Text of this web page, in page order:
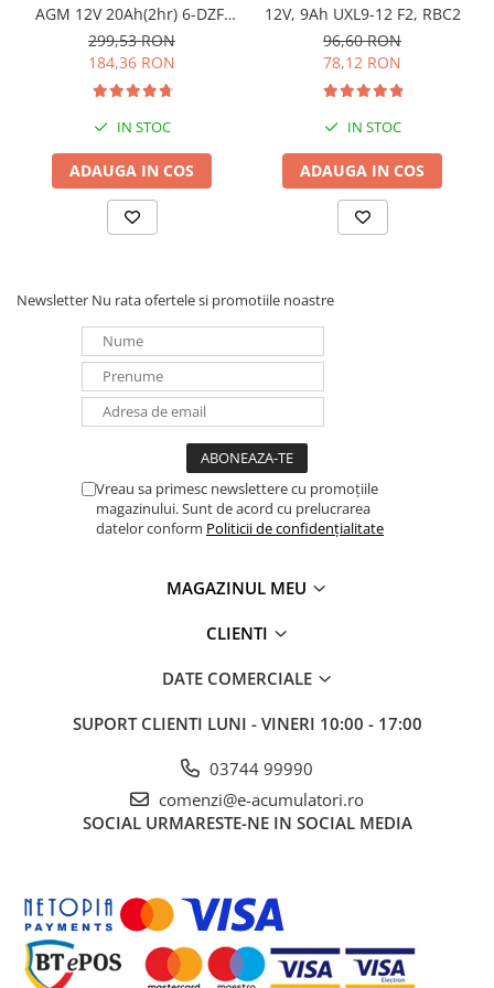
UPS
Acumulatori
Sisteme de prindere
Statii de incarcare EV
AGM 12V 20Ah(2hr) 6-DZF-
20 / 6-DZM-20 pentru
biciclete electrice
299,53 RON
184,36 RON
IN STOC
ADAUGA IN COS
12V, 9Ah UXL9-12 F2, RBC2
96,60 RON
78,12 RON
IN STOC
ADAUGA IN COS
Newsletter Nu rata ofertele si promotiile noastre
Vreau sa primesc newslettere cu promoțiile
magazinului. Sunt de acord cu prelucrarea
datelor conform Politicii de confidențialitate
MAGAZINUL MEU
CLIENTI
DATE COMERCIALE
SUPORT CLIENTI LUNI - VINERI 10:00 - 17:00
03744 99990
comenzi@e-acumulatori.ro
SOCIAL URMARESTE-NE IN SOCIAL MEDIA